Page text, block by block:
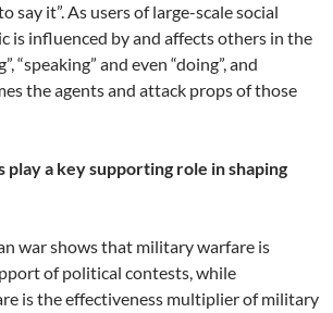
say it”. As users of large-scale social
is influenced by and affects others in the
“speaking” and even “doing”, and
the agents and attack props of those
a key supporting role in shaping
war shows that military warfare is
of political contests, while
is the effectiveness multiplier of military